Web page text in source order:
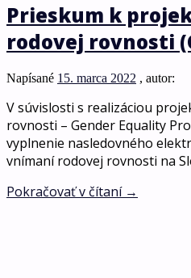
Prieskum k
rodovej rovnosti
Napísané 15. marca 2022 , autor:
V súvislosti s realizáciou
rovnosti – Gender Equality
vyplnenie nasledovného
vnímaní rodovej rovnosti na
Pokračovať v čítaní →